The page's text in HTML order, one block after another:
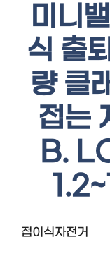
미니
식 출
량 클
접는
B.
접이식자전거